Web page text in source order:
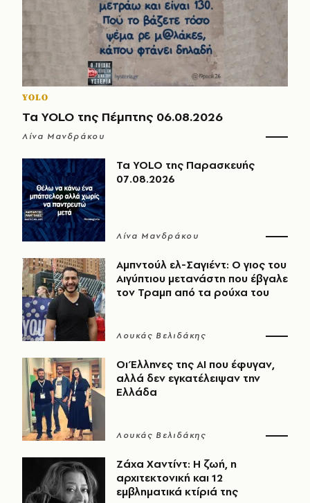
YOLO
Τα YOLO της Πέμπτης 06.08.2026
Λίνα Μανδράκου
Τα YOLO της Παρασκευής
07.08.2026
Λίνα Μανδράκου
Αμπντούλ ελ-Σαγιέντ: Ο γιος του
Αιγύπτιου μετανάστη που έβγαλε
τον Τραμπ από τα ρούχα του
Λουκάς Βελιδάκης
Οι Έλληνες της ΑΙ που έφυγαν,
αλλά δεν εγκατέλειψαν την
Ελλάδα
Λουκάς Βελιδάκης
Ζάχα Χαντίντ: Η ζωή, η
αρχιτεκτονική και 12
εμβληματικά κτίριά της